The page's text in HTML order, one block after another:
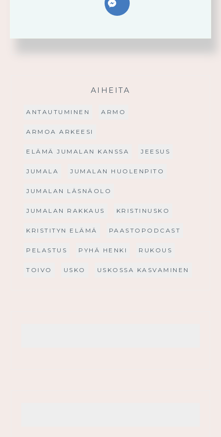
AIHEITA
ANTAUTUMINEN ARMO
ARMOA ARKEESI
ELÄMÄ JUMALAN KANSSA JEESUS
JUMALA JUMALAN HUOLENPITO
JUMALAN LÄSNÄOLO
JUMALAN RAKKAUS KRISTINUSKO
KRISTITYN ELÄMÄ PAASTOPODCAST
PELASTUS PYHÄ HENKI RUKOUS
TOIVO USKO USKOSSA KASVAMINEN